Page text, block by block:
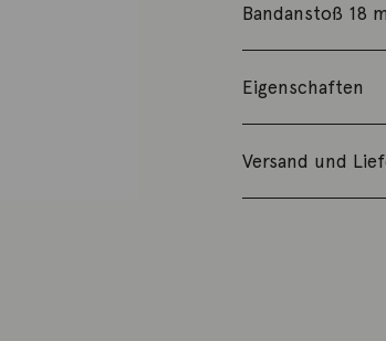
Bandanstoß 18
Eigenschaften
Versand und